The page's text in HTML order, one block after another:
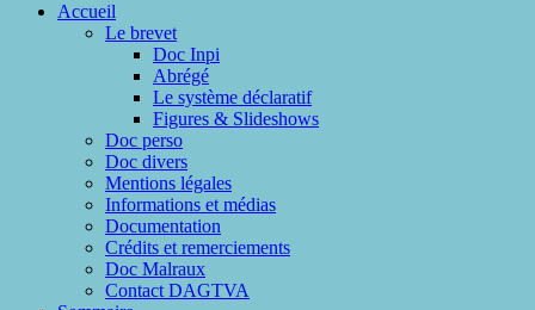
Accueil
Le brevet
Doc Inpi
Abrégé
Le système déclaratif
Figures & Slideshows
Doc perso
Doc divers
Mentions légales
Informations et médias
Documentation
Crédits et remerciements
Doc Malraux
Contact DAGTVA